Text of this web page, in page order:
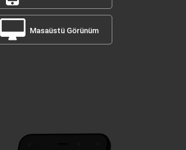
Masaüstü Görünüm